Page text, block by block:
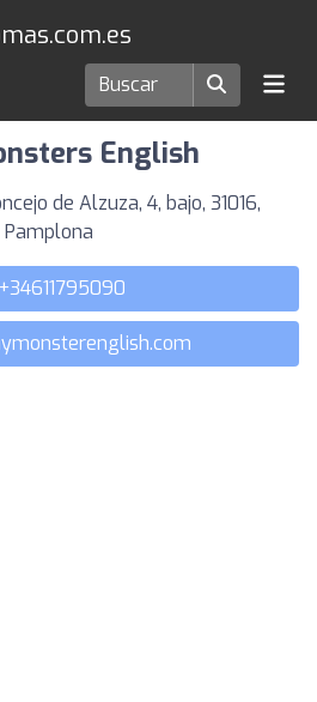
de idiomas en Pamplona
English
de Alzuza, 4, bajo, 31016,
Pamplona